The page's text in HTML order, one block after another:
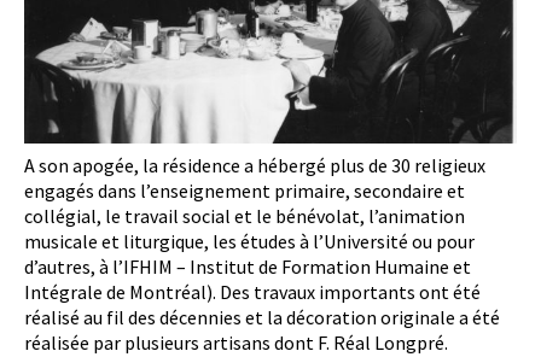
A son apogée, la résidence a hébergé plus de 30 religieux
engagés dans l’enseignement primaire, secondaire et
collégial, le travail social et le bénévolat, l’animation
musicale et liturgique, les études à l’Université ou pour
d’autres, à l’IFHIM – Institut de Formation Humaine et
Intégrale de Montréal). Des travaux importants ont été
réalisé au fil des décennies et la décoration originale a été
réalisée par plusieurs artisans dont F. Réal Longpré.